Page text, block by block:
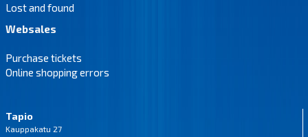
Lost and found
Websales
Purchase tickets
Online shopping errors
Tapio
Kauppakatu 27